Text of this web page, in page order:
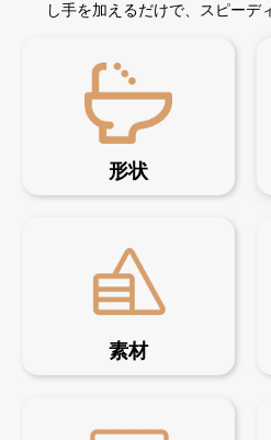
し手を加えるだけで、スピーデ
形状
素材